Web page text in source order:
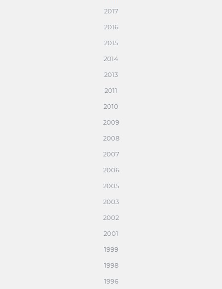
2017
2016
2015
2014
2013
2011
2010
2009
2008
2007
2006
2005
2003
2002
2001
1999
1998
1996